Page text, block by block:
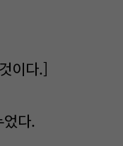
이다.]
다.